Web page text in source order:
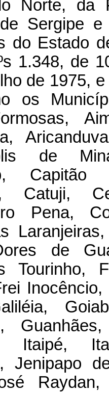
Norte, da
Sergipe
do Estado
1.348, de
de 1975,
os
de
Capitão
Catuji,
Pena,
de
Tourinho,
Itaipé,
Jenipapo